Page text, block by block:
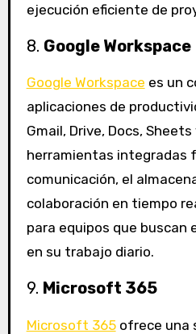
ejecución eficiente de
8. Google Workspace
Google Workspace es un
aplicaciones de
Gmail, Drive, Docs,
herramientas integradas
comunicación, el
colaboración en tiempo
para equipos que buscan
en su trabajo diario.
9. Microsoft 365
Microsoft 365ofrece una